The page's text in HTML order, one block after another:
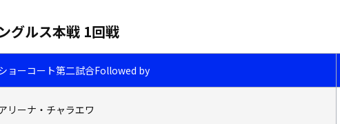
グルス本戦 1回戦
ョーコート第二試合Followed by
リーナ・チャラエワ